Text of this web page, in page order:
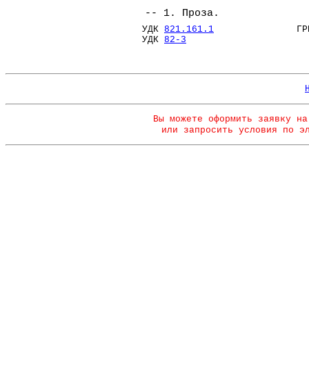
-- 1. Проза.
УДК 821.161.1
УДК 82-3
Вы можете оформить заявку
или запросить условия по